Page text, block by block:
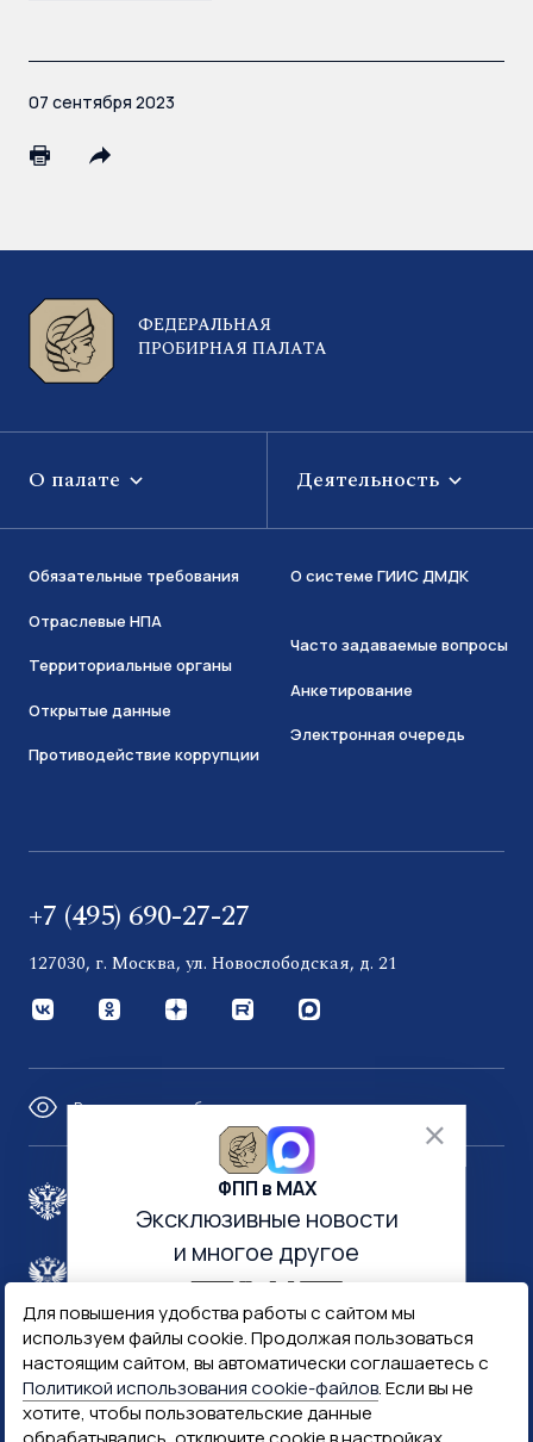
Для повышения удобства работы с сайтом мы
используем файлы cookie. Продолжая пользоваться
настоящим сайтом, вы автоматически соглашаетесь с
Политикой использования cookie-файлов. Если вы не
хотите, чтобы пользовательские данные
07 сентября 2023
ФЕДЕРАЛЬНАЯ
ПРОБИРНАЯ ПАЛАТА
О палате Деятельность
Обязательные требования
Отраслевые НПА
Территориальные органы
Открытые данные
Противодействие коррупции
О системе ГИИС ДМДК
Часто задаваемые вопросы
Анкетирование
Электронная очередь
+7 (495) 690-27-27
127030, г. Москва, ул. Новослободская, д. 21
Версия для слабовидящих
Правительство России
Минфин России Гознак
Госуслуги Госключ
Госслужба
ФПП в МАХ
Эксклюзивные новости
и многое другое